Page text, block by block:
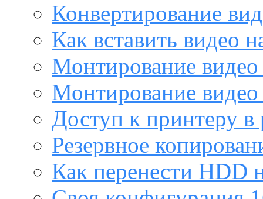
Конвертирование
Как вставить видео
Монтирование видео
Монтирование
Доступ к принтеру в
Резервное
Как перенести HDD